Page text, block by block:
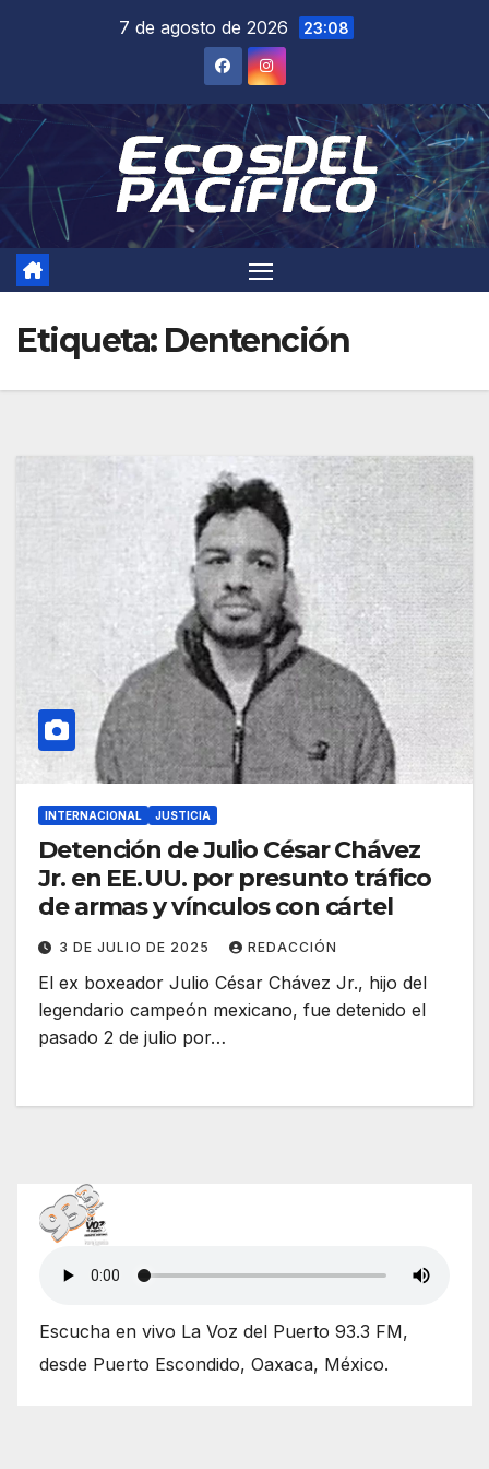
7 de agosto de 2026 23:08
Etiqueta: Dentención
INTERNACIONAL JUSTICIA
Detención de Julio César Chávez
Jr. en EE. UU. por presunto tráfico
de armas y vínculos con cártel
3 DE JULIO DE 2025 REDACCIÓN
El ex boxeador Julio César Chávez Jr., hijo del
legendario campeón mexicano, fue detenido el
pasado 2 de julio por…
Escucha en vivo La Voz del Puerto 93.3 FM,
desde Puerto Escondido, Oaxaca, México.